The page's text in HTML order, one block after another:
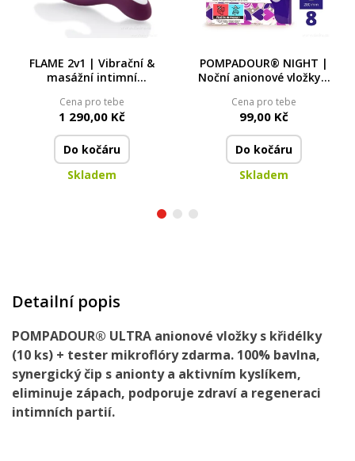
FLAME 2v1 | Vibrační &
masážní intimní
programů | Dobíjecí |
INTIMWELLNESS®
Cena pro tebe
1 290,00 Kč
Do kočáru
Skladem
POMPADOUR® NIGHT |
Noční anionové vložky s
zdarma
Cena pro tebe
99,00 Kč
Do kočáru
Skladem
Detailní popis
POMPADOUR® ULTRA anionové vložky s křidélky
(10 ks) + tester mikroflóry zdarma. 100% bavlna,
synergický čip s anionty a aktivním kyslíkem,
eliminuje zápach, podporuje zdraví a regeneraci
intimních partií.